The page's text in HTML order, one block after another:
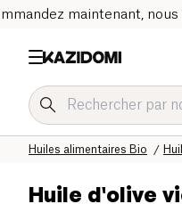
maintenant, nous
Huiles alimentaires Bio
Notre catalogue
Accueil
Huile d'olive